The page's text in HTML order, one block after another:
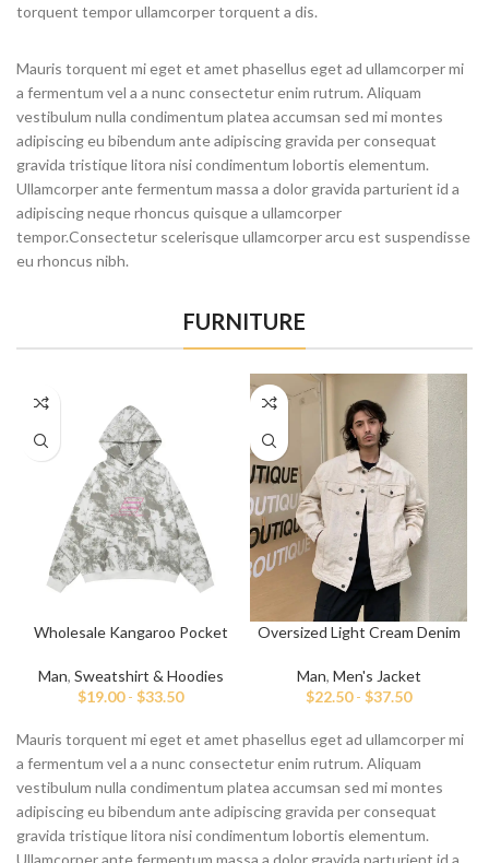
torquent tempor ullamcorper torquent a dis.
Mauris torquent mi eget et amet phasellus eget ad ullamcorper mi
a fermentum vel a a nunc consectetur enim rutrum. Aliquam
vestibulum nulla condimentum platea accumsan sed mi montes
adipiscing eu bibendum ante adipiscing gravida per consequat
gravida tristique litora nisi condimentum lobortis elementum.
Ullamcorper ante fermentum massa a dolor gravida parturient id a
adipiscing neque rhoncus quisque a ullamcorper
tempor.Consectetur scelerisque ullamcorper arcu est suspendisse
eu rhoncus nibh.
FURNITURE
Wholesale Kangaroo Pocket
Man, Sweatshirt & Hoodies
$19.00- $33.50
Oversized Light Cream Denim
Man, Men's Jacket
$22.50- $37.50
Mauris torquent mi eget et amet phasellus eget ad ullamcorper mi
a fermentum vel a a nunc consectetur enim rutrum. Aliquam
vestibulum nulla condimentum platea accumsan sed mi montes
adipiscing eu bibendum ante adipiscing gravida per consequat
gravida tristique litora nisi condimentum lobortis elementum.
Ullamcorper ante fermentum massa a dolor gravida parturient id a